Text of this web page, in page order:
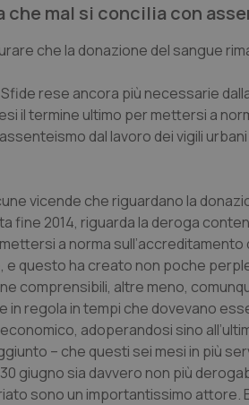
mal si concilia con
che la donazione del sangue
rese ancora più necessarie
il termine ultimo per mettersi a
dal lavoro dei vigili
vicende che riguardano la
fine 2014, riguarda la deroga
a norma
questo ha creato non poche
comprensibili, altre meno,
regola in tempi che dovevano
adoperandosi sino
– che questi sei mesi in più
giugno sia davvero non più
sono un importantissimo attore.